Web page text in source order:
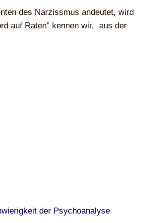
des Narzissmus andeutet, wird
auf Raten” kennen wir, aus der
der Psychoanalyse